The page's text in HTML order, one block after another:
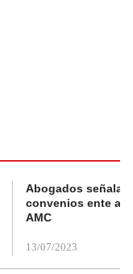
Abogados
convenios ente
AMC
13/07/2023